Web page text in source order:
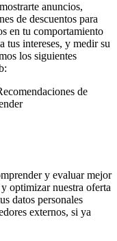
anuncios,
de descuentos para
en tu comportamiento
tus intereses, y medir su
los siguientes
de
y evaluar mejor
optimizar nuestra oferta
datos personales
externos, si ya